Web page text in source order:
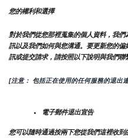
您的權利和選擇
對於我們從您那裡蒐集的個人資料，我
訊以及我們如何與您溝通。要更新您的
訊或提交請求，請按照以下說明與我們聯
[注意： 包括正在使用的任何服務的退出
電子郵件退出宣告
您可以隨時通過按兩下您從我們這裡收